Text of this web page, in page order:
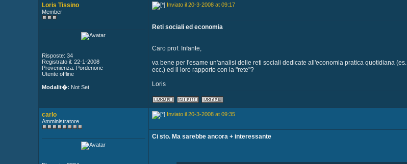
Loris Tissino
Member
Risposte: 34
Registrato il: 22-1-2008
Provenienza: Pordenone
Utente offline
Modalit�: Not Set
Inviato il 20-3-2008 at 09:17
Reti sociali ed economia
Caro prof. Infante,
va bene per l'esame un'analisi delle reti sociali dedicate all'economia pratica quotidiana (es.
ecc.) ed il loro rapporto con la "rete"?
Loris
carlo
Amministratore
Inviato il 20-3-2008 at 09:35
Ci sto. Ma sarebbe ancora + interessante